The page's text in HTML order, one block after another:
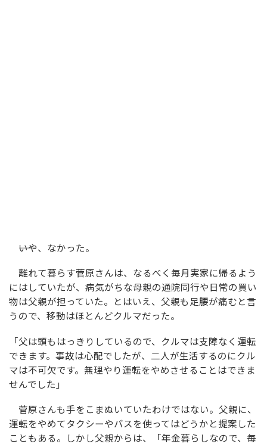
――いや、なかった。
離れて暮らす菅原さんは、なるべく毎月実家に帰るよう
にはしていたが、病気がちな母親の通院同行や日常の買い
物は父親が担っていた。とはいえ、父親も足腰が痛むと言
うので、移動はほとんどクルマだった。
「父は頭もはっきりしているので、クルマは支障なく運転
できます。事故は心配でしたが、二人が生活するのにクル
マは不可欠です。無理やり運転をやめさせることはできま
せんでした」
菅原さんも手をこまぬいていたわけではない。父親に、
運転をやめてタクシーやバスを使ってはどうかと提案した
こともある。しかし父親からは、「年金暮らしなので、毎